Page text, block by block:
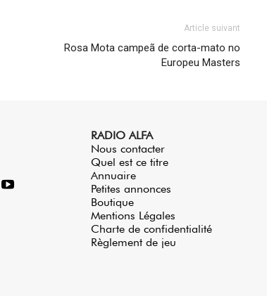
Article suivant
Rosa Mota campeã de corta-mato no
Europeu Masters
RADIO ALFA
Nous contacter
Quel est ce titre
Annuaire
Petites annonces
Boutique
Mentions Légales
Charte de confidentialité
Règlement de jeu